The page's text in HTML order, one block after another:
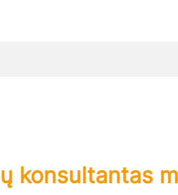
konsultantas